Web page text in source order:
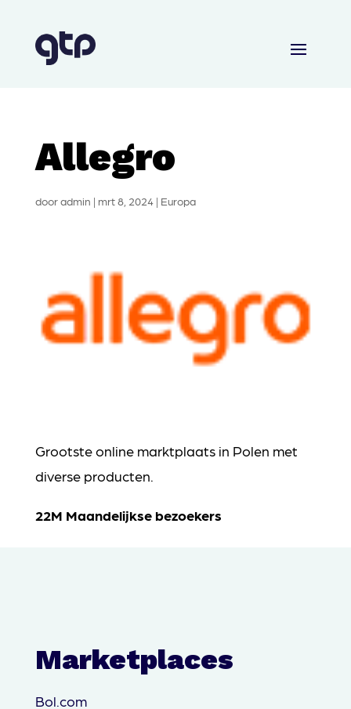
Allegro
dooradmin | mrt 8, 2024| Europa
Grootste online marktplaats in Polen met
diverse producten.
22M Maandelijkse bezoekers
Marketplaces
Bol.com